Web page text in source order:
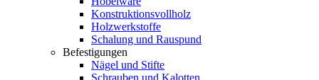
Konstruktionsvollholz
Holzwerkstoffe
Schalung und Rauspund
Befestigungen
Nägel und Stifte
Schrauben und Kalotten